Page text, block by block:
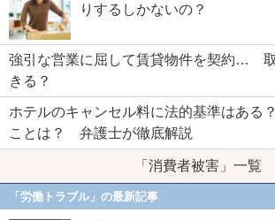
りするしかないの？
強引な営業に屈して賃貸物件を契約…
きる？
ホテルのキャンセル料に法的基準はある
ことは？ 弁護士が徹底解説
「消費者被害」一覧
「労働トラブル」の最新記事